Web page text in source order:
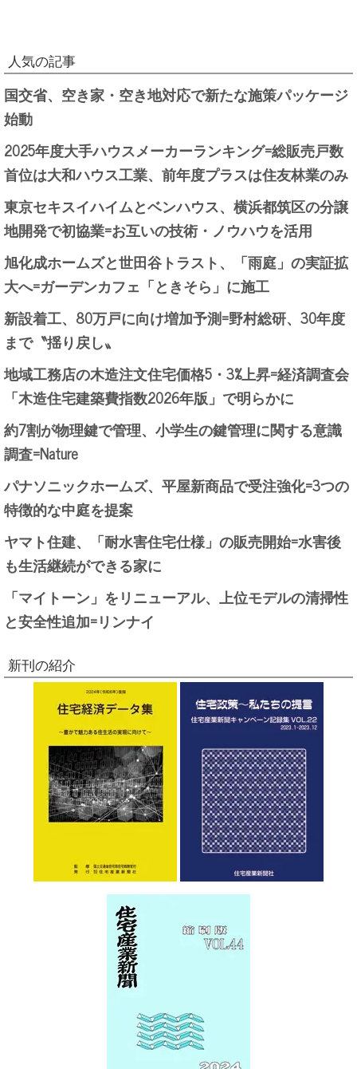
人気の記事
国交省、空き家・空き地対応で新たな施策パッケージ
始動
2025年度大手ハウスメーカーランキング=総販売戸数
首位は大和ハウス工業、前年度プラスは住友林業のみ
東京セキスイハイムとベンハウス、横浜都筑区の分譲
地開発で初協業=お互いの技術・ノウハウを活用
旭化成ホームズと世田谷トラスト、「雨庭」の実証拡
大へ=ガーデンカフェ「ときそら」に施工
新設着工、80万戸に向け増加予測=野村総研、30年度
まで〝揺り戻し〟
地域工務店の木造注文住宅価格5・3%上昇=経済調査会
「木造住宅建築費指数2026年版」で明らかに
約7割が物理鍵で管理、小学生の鍵管理に関する意識
調査=Nature
パナソニックホームズ、平屋新商品で受注強化=3つの
特徴的な中庭を提案
ヤマト住建、「耐水害住宅仕様」の販売開始=水害後
も生活継続ができる家に
「マイトーン」をリニューアル、上位モデルの清掃性
と安全性追加=リンナイ
新刊の紹介